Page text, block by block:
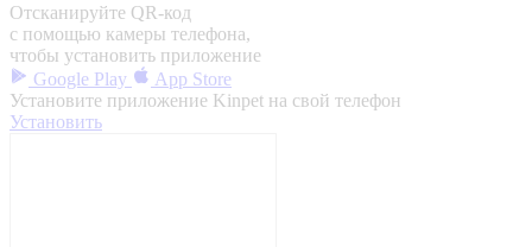
Отсканируйте QR-код
с помощью камеры телефона,
чтобы установить приложение
Google Play
App Store
Установите приложение Kinpet на свой телефон
Установить